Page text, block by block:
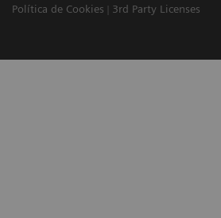
Política de Cookies
3rd Party Licenses